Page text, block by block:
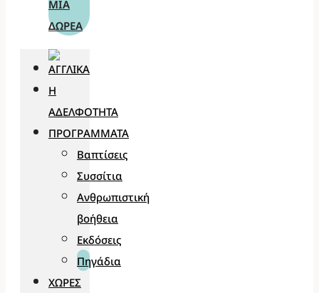
ΜΊΑ
ΔΩΡΕΆ
Η
ΑΔΕΛΦΌΤΗΤΑ
ΠΡΟΓΡΆΜΜΑΤΑ
Βαπτίσεις
Συσσίτια
Ανθρωπιστική
βοήθεια
Εκδόσεις
Πηγάδια
ΧΏΡΕΣ